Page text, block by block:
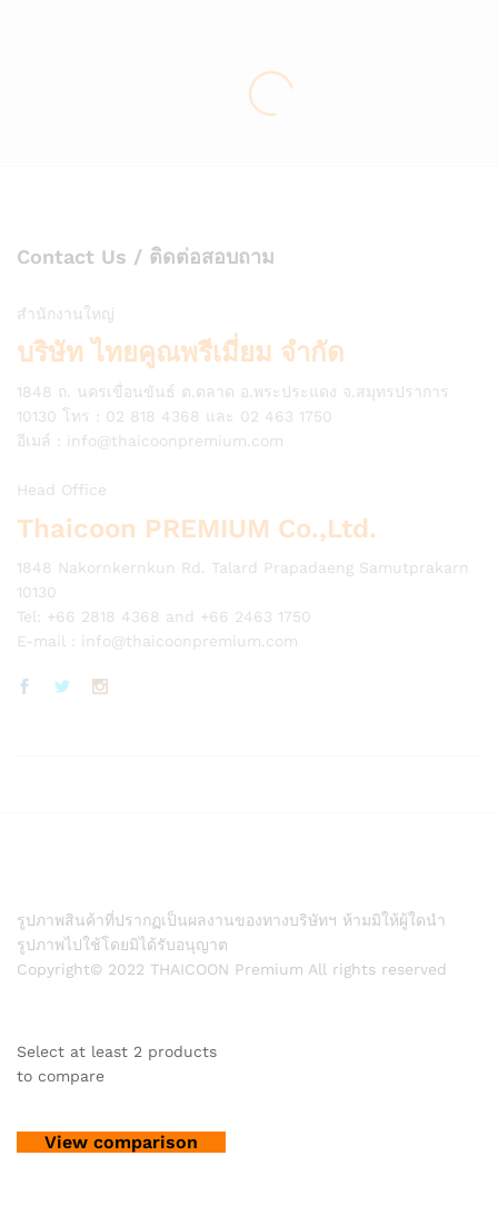
Contact Us / ติดต่อสอบถาม
สำนักงานใหญ่
บริษัท ไทยคูณพรีเมี่ยม จำกัด
1848 ถ. นครเขื่อนขันธ์ ต.ตลาด อ.พระประแดง จ.สมุทรปราการ
10130 โทร : 02 818 4368 และ 02 463 1750
อีเมล์ : info@thaicoonpremium.com
Head Office
Thaicoon PREMIUM Co.,Ltd.
1848 Nakornkernkun Rd. Talard Prapadaeng Samutprakarn
10130
Tel: +66 2818 4368 and +66 2463 1750
E-mail : info@thaicoonpremium.com
รูปภาพสินค้าที่ปรากฏเป็นผลงานของทางบริษัทฯ ห้ามมิให้ผู้ใดนำ
รูปภาพไปใช้โดยมิได้รับอนุญาต
Copyright© 2022 THAICOON Premium All rights reserved
Select at least 2 products
to compare
View comparison